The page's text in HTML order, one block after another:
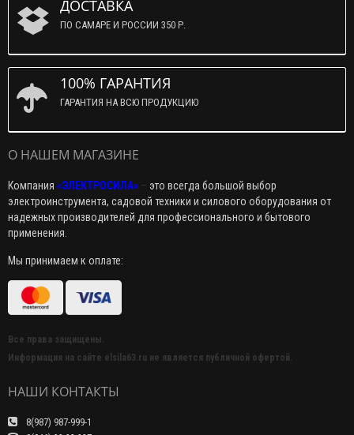
ДОСТАВКА
ПО САМАРЕ И РОССИИ 350 Р.
100% ГАРАНТИЯ
ГАРАНТИЯ НА ВСЮ ПРОДУКЦИЮ
О НАШЕМ МАГАЗИНЕ
Компания «ЭЛЕКТРОСИЛА» – это всегда большой выбор
электроинструмента, садовой техники и силового оборудования от
надежных производителей для профессионального и бытового
применения.
Мы принимаем к оплате:
Все права защищены.
Информация на сайте elsila63.ru не является публичной офертой.
НАШИ КОНТАКТЫ
8(987) 987-999-1